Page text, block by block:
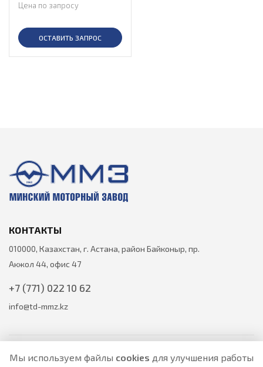
Цена по запросу
ОСТАВИТЬ ЗАПРОС
Мы используем файлы cookies для улучшения работы
КОНТАКТЫ
010000, Казахстан, г. Астана, район Байконыр, пр.
Акжол 44, офис 47
+7 (771) 022 10 62
info@td-mmz.kz